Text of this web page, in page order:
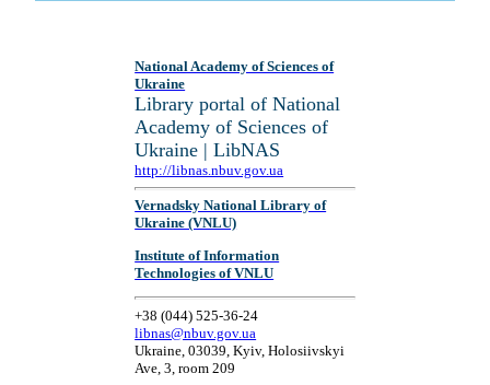
National Academy of Sciences of
Ukraine
Library portal of National
Academy of Sciences of
Ukraine | LibNAS
http://libnas.nbuv.gov.ua
Vernadsky National Library of
Ukraine (VNLU)
Institute of Information
Technologies of VNLU
+38 (044) 525-36-24
libnas@nbuv.gov.ua
Ukraine, 03039, Kyiv, Holosiivskyi
Ave, 3, room 209